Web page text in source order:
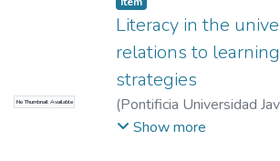
No Thumbnail Available
Literacy in the
relations to
strategies
(Pontificia Universidad
Angrino, Solanlly
Show more